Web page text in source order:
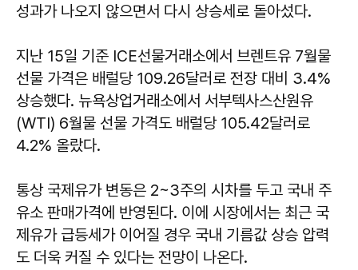
성과가 나오지 않으면서 다시 상승세로 돌아섰다.
지난 15일 기준 ICE선물거래소에서 브렌트유 7월물
선물 가격은 배럴당 109.26달러로 전장 대비 3.4%
상승했다. 뉴욕상업거래소에서 서부텍사스산원유
(WTI) 6월물 선물 가격도 배럴당 105.42달러로
4.2% 올랐다.
통상 국제유가 변동은 2~3주의 시차를 두고 국내 주
유소 판매가격에 반영된다. 이에 시장에서는 최근 국
제유가 급등세가 이어질 경우 국내 기름값 상승 압력
도 더욱 커질 수 있다는 전망이 나온다.